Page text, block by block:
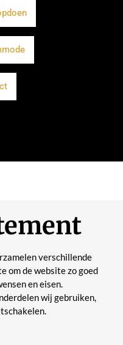
verschillende
om de website zo goed
en eisen.
wij gebruiken,